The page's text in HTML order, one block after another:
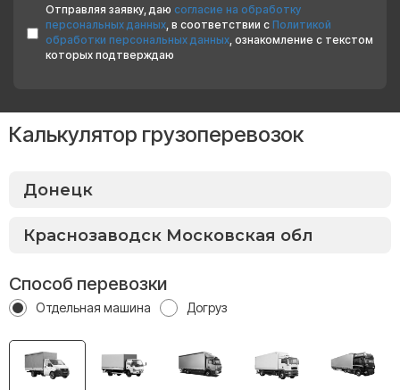
Отправляя заявку, даю согласие на обработку
персональных данных, в соответствии с Политикой
обработки персональных данных, ознакомление с текстом
которых подтверждаю
Калькулятор грузоперевозок
Способ перевозки
Отдельная машина Догруз